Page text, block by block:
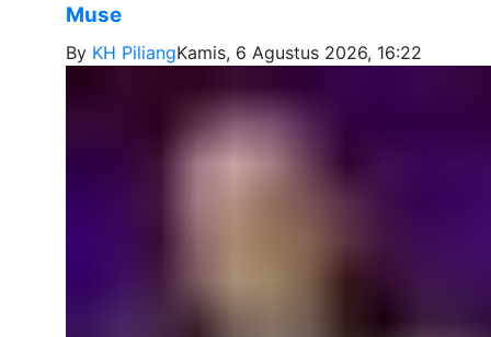
Muse
By KH PiliangKamis, 6 Agustus 2026, 16:22